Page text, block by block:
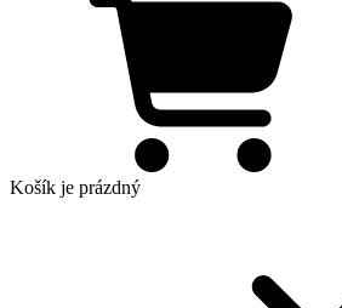
Košík je prázdný